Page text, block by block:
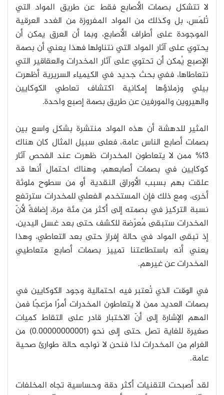
لا تتشكل بصمات الأصابع فقط عن طريق المواد التي
تُلمَس، بل وكذلك من المواد المفروزة من الغدد العرقية
الموجودة على أطراف الأصابع، وبما أن العرق يمكن أن
يحتوي على آثار المواد التي نتناولها فهذا يعني أن بصمة
الإصبع يُمكن أن تحتوي على آثار المخدرات والعقاقير التي
نتعاطاها، ففي بحث جديد في الكيمياء السريرية أظهرت
بيلي وزملاؤها إمكانية اكتشاف تعاطي الكوكايين
والهيروين والمورفين عن طريق بصمة إصبع واحدة.
المثير للدهشة أن هذه المواد منتشرة بشكل واسع بين
بصمات أصابع الناس عامة، فعلى سبيل المثال كان هناك
13% ممن لا يتعاطون المخدرات ظهرت عند الفحص آثار
كوكايين في بصمات أصابعهم، وهناك احتمال أنها قد
علقت بهم بسبب الأوراق النقدية أو من سطوح ملوثة
أخرى، ومع ذلك فإن المستخدم الفعلي للمخدرات سترتفع
نسبة التركيز في بصمته إلى أكثر من مئة مرة، إضافةً لأنّ
المخدرات ستبقى مُعرّضة للكشف حتى بعد غسل اليدين،
إذ تبقى المواد في حالة إفراز حتى بعد التعاطي، وهذا
يعني أنه باستطاعتنا تمييز بصمات أصابع متعاطيي
المخدرات عن غيرهم.
في الوقت الذي تُعتبر فيه احتمالية وجود الكوكايين في
بصمات العديد ممن لا يتعاطون المخدرات أمرًا مزعجًا فمن
المهم الإشارة إلى أنّ الاختبار قادر على التقاط كميات
صغيرة للغاية تصل حتى إلى نحو (0.00000000001) من
الغرام من المخدرات لذا فنحن لا نواجه حالة طوارئ صحية
عامة.
لقد أصبحت التقنيات أكثر دقة وحساسية تجاه المخلفات